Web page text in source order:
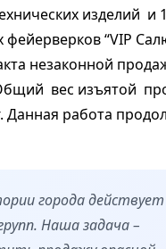
изделий и
“VIP
незаконной
вес изъятой
Данная работа
города
Наша задача –